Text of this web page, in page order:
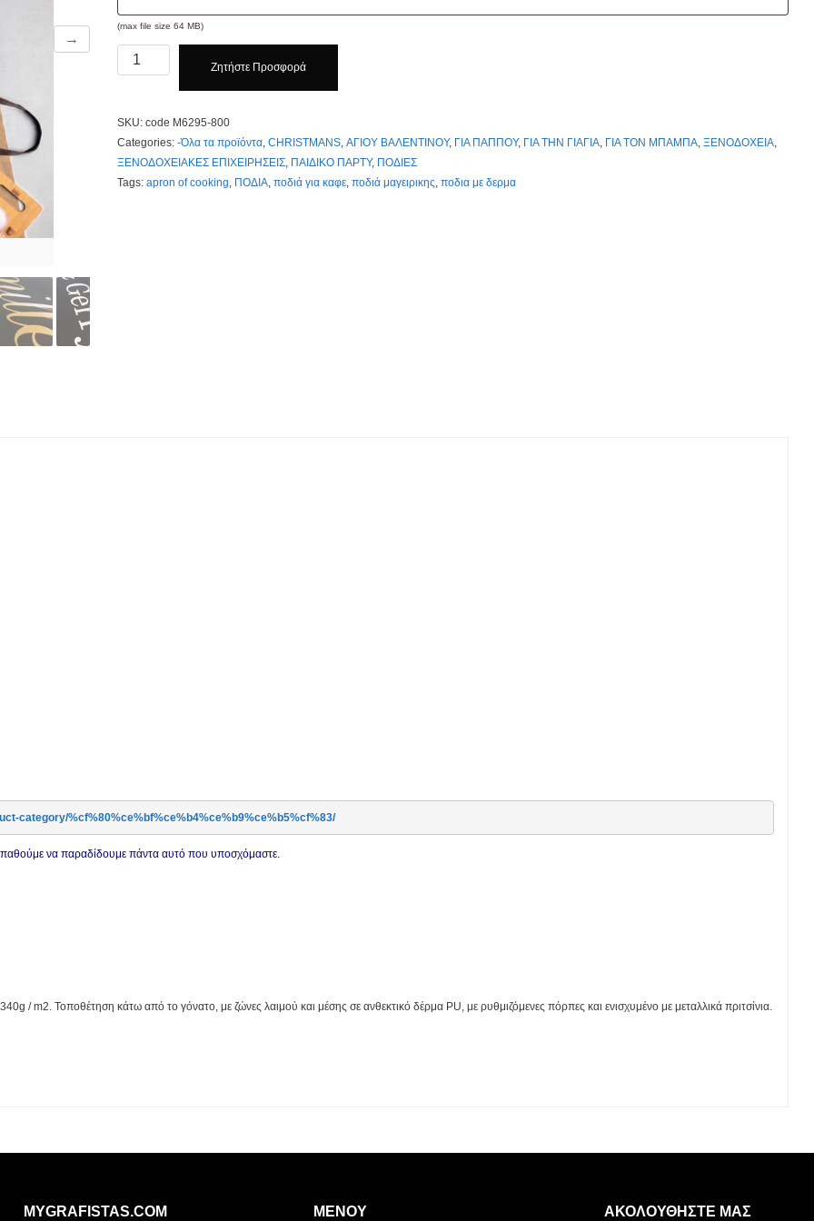
→
(max file size 64 MB)
Ποδιά
υψηλής
Ζητήστε Προσφορά
SKU:code Μ6295-800
Categories:-Όλα τα προϊόντα ,CHRISTMANS ,ΑΓΙΟΥ ΒΑΛΕΝΤΙΝΟΥ, ΓΙΑ ΠΑΠΠΟΥ, ΓΙΑ ΤΗΝ ΓΙΑΓΙΑ ΓΙΑ ΤΟΝ ΜΠΑΜΠΑ ,ΞΕΝΟΔΟΧΕΙΑ
ΞΕΝΟΔΟΧΕΙΑΚΕΣ ΕΠΙΧΕΙΡΗΣΕΙΣ ΠΑΙΔΙΚΟ ΠΑΡΤΥ, ΠΟΔΙΕΣ
Tags:apron of cooking ΠΟΔΙΑ ,ποδιά για καφε ,ποδιά μαγειρικης ,ποδια με δερμα
category/%cf%80%ce%bf%ce%b4%ce%b9%ce%b5%cf%83/
να παραδίδουμε πάντα αυτό που υποσχόμαστε.
/ m2. Τοποθέτηση κάτω από το γόνατο, με ζώνες λαιμού και μέσης σε ανθεκτικό δέρμα PU, με ρυθμιζόμενες πόρπες και ενισχυμένο με μεταλλικά πριτσίνια.
MYGRAFISTAS.COM ΜΕΝΟΥ ΑΚΟΛΟΥΘΗΣΤΕ ΜΑΣ
πατήστε Προσθήκη για να ξεκινήσετε.